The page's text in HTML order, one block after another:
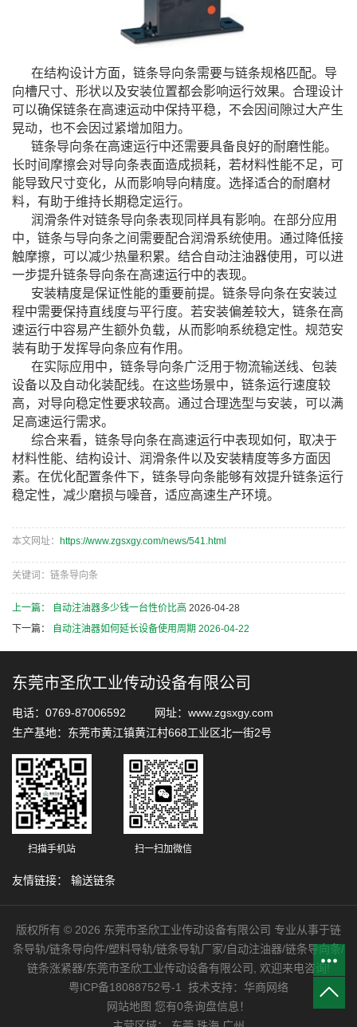
在结构设计方面，链条导向条需要与链条规格匹配。导
向槽尺寸、形状以及安装位置都会影响运行效果。合理设计
可以确保链条在高速运动中保持平稳，不会因间隙过大产生
晃动，也不会因过紧增加阻力。
链条导向条在高速运行中还需要具备良好的耐磨性能。
长时间摩擦会对导向条表面造成损耗，若材料性能不足，可
能导致尺寸变化，从而影响导向精度。选择适合的耐磨材
料，有助于维持长期稳定运行。
润滑条件对链条导向条表现同样具有影响。在部分应用
中，链条与导向条之间需要配合润滑系统使用。通过降低接
触摩擦，可以减少热量积累。结合自动注油器使用，可以进
一步提升链条导向条在高速运行中的表现。
安装精度是保证性能的重要前提。链条导向条在安装过
程中需要保持直线度与平行度。若安装偏差较大，链条在高
速运行中容易产生额外负载，从而影响系统稳定性。规范安
装有助于发挥导向条应有作用。
在实际应用中，链条导向条广泛用于物流输送线、包装
设备以及自动化装配线。在这些场景中，链条运行速度较
高，对导向稳定性要求较高。通过合理选型与安装，可以满
足高速运行需求。
综合来看，链条导向条在高速运行中表现如何，取决于
材料性能、结构设计、润滑条件以及安装精度等多方面因
素。在优化配置条件下，链条导向条能够有效提升链条运行
稳定性，减少磨损与噪音，适应高速生产环境。
本文网址： https://www.zgsxgy.com/news/541.html
关键词：链条导向条
上一篇： 自动注油器多少钱一台性价比高 2026-04-28
下一篇：
自动注油器如何延长设备使用周期 2026-04-22
东莞市圣欣工业传动设备有限公司
电话：0769-87006592 网址：www.zgsxgy.com
生产基地：东莞市黄江镇黄江村668工业区北一街2号
扫描手机站 扫一扫加微信
友情链接： 输送链条
版权所有 © 2026 东莞市圣欣工业传动设备有限公司 专业从事于链
条导轨/链条导向件/塑料导轨/链条导轨厂家/自动注油器/链条导向条/
链条涨紧器/东莞市圣欣工业传动设备有限公司, 欢迎来电咨询!
粤ICP备18088752号-1
技术支持： 华商网络
网站地图 您有0条询盘信息！